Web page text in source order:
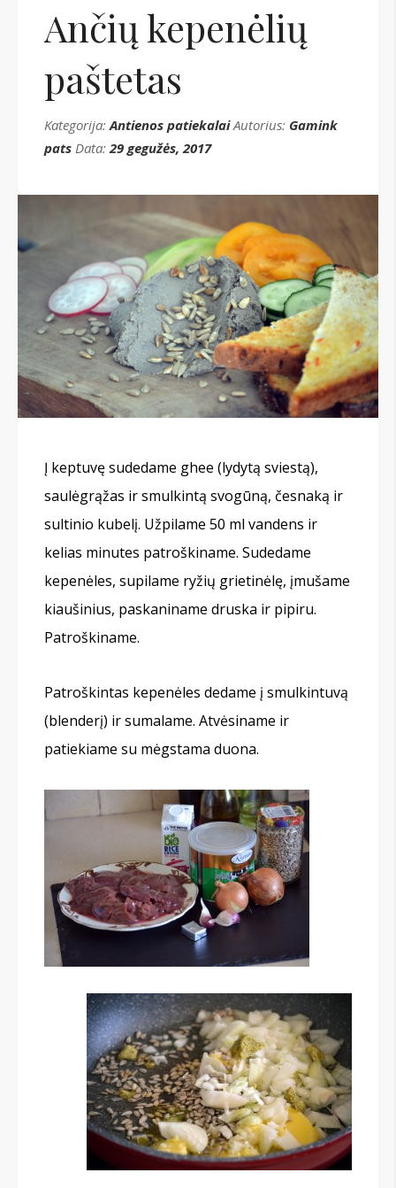
Ančių kepenėlių
paštetas
Kategorija:Antienos patiekalaiAutorius: Gamink
pats Data:29 gegužės, 2017
Į keptuvę sudedame ghee (lydytą sviestą),
saulėgrąžas ir smulkintą svogūną, česnaką ir
sultinio kubelį. Užpilame 50 ml vandens ir
kelias minutes patroškiname. Sudedame
kepenėles, supilame ryžių grietinėlę, įmušame
kiaušinius, paskaniname druska ir pipiru.
Patroškiname.
Patroškintas kepenėles dedame į smulkintuvą
(blenderį) ir sumalame. Atvėsiname ir
patiekiame su mėgstama duona.